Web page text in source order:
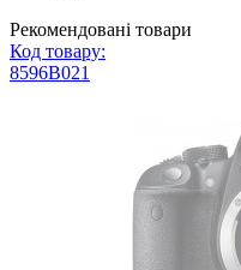
DJI
Osmo Action AB1
Рекомендовані товари
Код товару:
8596B021